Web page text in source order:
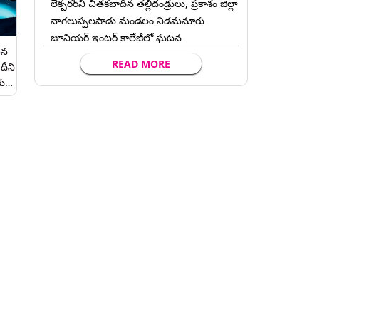
దీని
లెక్చ‌ర‌ర్‌ని చిత‌క‌బాదిన త‌ల్లిదండ్రులు, ప్రకాశం జిల్లా
నాగలుప్పలపాడు మండలం నిడమనూరు
జూనియర్ ఇంటర్ కాలేజీలో ఘటన
READ MORE